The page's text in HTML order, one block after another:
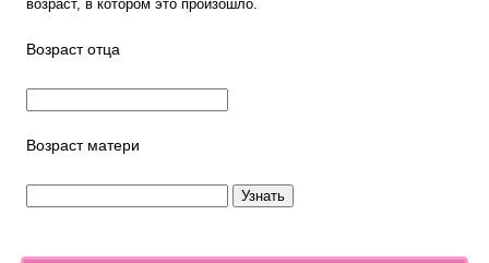
возраст, в котором это произошло.
Возраст отца
Возраст матери